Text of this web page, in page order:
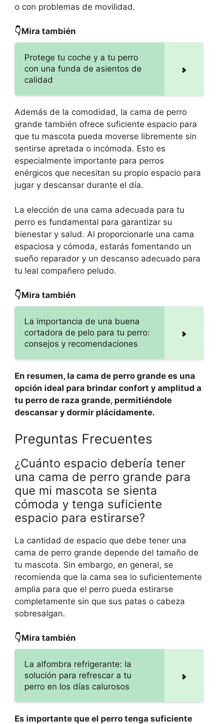
o con problemas de movilidad.
👇Mira también
Protege tu coche y a tu perro
con una funda de asientos de
calidad
Además de la comodidad, la cama de perro
grande también ofrece suficiente espacio para
que tu mascota pueda moverse libremente sin
sentirse apretada o incómoda. Esto es
especialmente importante para perros
enérgicos que necesitan su propio espacio para
jugar y descansar durante el día.
La elección de una cama adecuada para tu
perro es fundamental para garantizar su
bienestar y salud. Al proporcionarle una cama
espaciosa y cómoda, estarás fomentando un
sueño reparador y un descanso adecuado para
tu leal compañero peludo.
👇Mira también
La importancia de una buena
cortadora de pelo para tu perro:
consejos y recomendaciones
En resumen, la cama de perro grande es una
opción ideal para brindar confort y amplitud a
tu perro de raza grande, permitiéndole
descansar y dormir plácidamente.
Preguntas Frecuentes
¿Cuánto espacio debería tener
una cama de perro grande para
que mi mascota se sienta
cómoda y tenga suficiente
espacio para estirarse?
La cantidad de espacio que debe tener una
cama de perro grande depende del tamaño de
tu mascota. Sin embargo, en general, se
recomienda que la cama sea lo suficientemente
amplia para que el perro pueda estirarse
completamente sin que sus patas o cabeza
sobresalgan.
👇Mira también
La alfombra refrigerante: la
solución para refrescar a tu
perro en los días calurosos
Es importante que el perro tenga suficiente